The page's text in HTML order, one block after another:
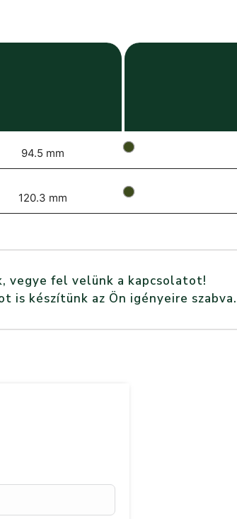
94.5 mm
120.3 mm
vegye fel velünk a kapcsolatot!
készítünk az Ön igényeire szabva.